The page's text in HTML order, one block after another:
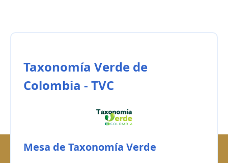
Taxonomía Verde de
Colombia - TVC
Mesa de Taxonomía Verde